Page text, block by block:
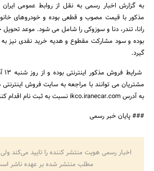
به گزارش اخبار رسمی به نقل از روابط عمومی
بوده و سود مشارکت مقطوع و هدیه خرید نقدی نیز به
گیرد.
مشتریان می توانند با مراجعه به سایت فروش
به آدرس ikco.iranecar.com نسبت به ثبت نام اقدام کنند.
### پایان خبر رسمی
اخبار رسمی هویت منتشر کننده را تایید می‌کند
مطلب منتشر شده بر عهده ناشر